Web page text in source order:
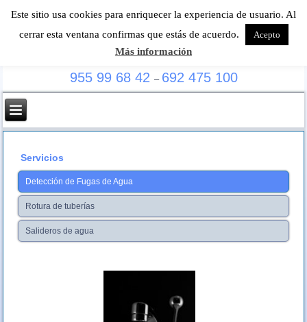
Especialistas en localización de fugas de agua
955 99 68 42 – 692 475 100
Servicios
Detección de Fugas de Agua
Rotura de tuberías
Salideros de agua
Este sitio usa cookies para enriquecer la experiencia de usuario. Al
cerrar esta ventana confirmas que estás de acuerdo.
Acepto
Más información